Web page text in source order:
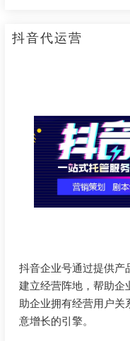
抖音代运营
抖音企业号通过提供产
建立经营阵地，帮助企
助企业拥有经营用户关
意增长的引擎。